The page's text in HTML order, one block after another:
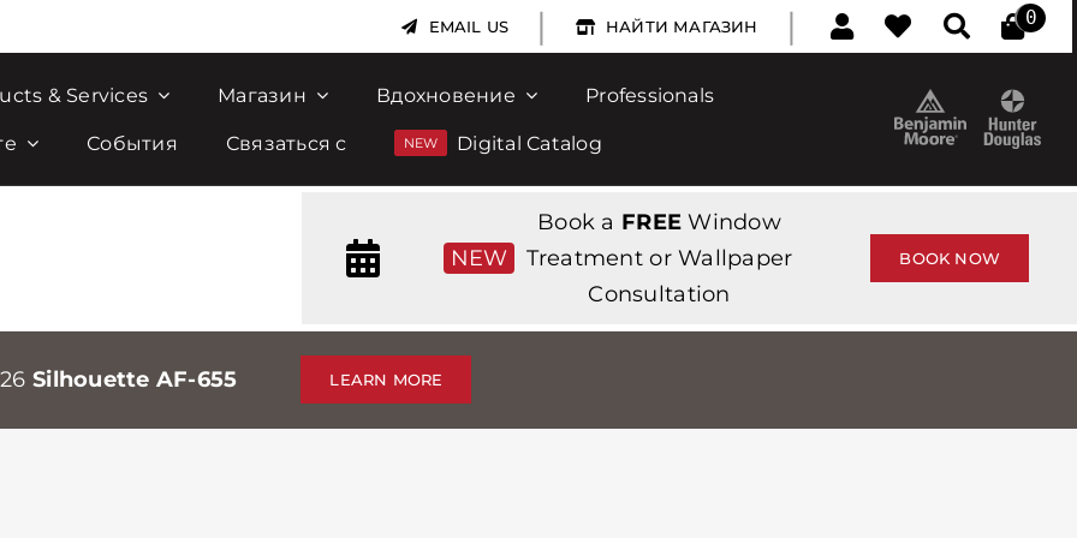
EMAIL US | НАЙТИ МАГАЗИН | 0
& Services Магазин Вдохновение Professionals
События Связаться с Digital Catalog
NEW
Book a FREE Window
Treatment or Wallpaper
Consultation
BOOK NOW
Silhouette AF-655 LEARN MORE